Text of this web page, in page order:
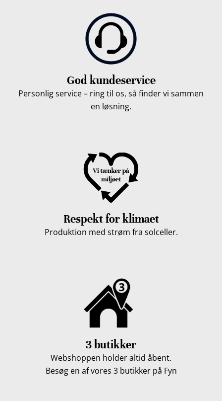
God kundeservice
Personlig service – ring til os, så finder vi sammen
en løsning.
Respekt for klimaet
Produktion med strøm fra solceller.
3 butikker
Webshoppen holder altid åbent.
Besøg en af vores 3 butikker på Fyn